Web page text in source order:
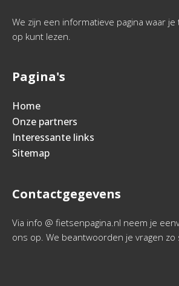
We zijn een informatieve pagina waar je
op kunt lezen.
Pagina's
Home
Onze partners
Interessante links
Sitemap
Contactgegevens
Via info @ fietsenpagina.nl neem je
ons op. We beantwoorden je vragen zo